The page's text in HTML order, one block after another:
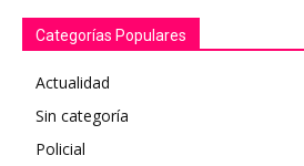
Categorías Populares
Actualidad
Sin categoría
Policial